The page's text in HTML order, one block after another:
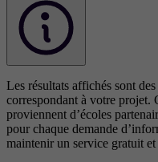
Les résultats affichés sont
correspondant à votre projet.
proviennent d’écoles
pour chaque demande
maintenir un service gratuit